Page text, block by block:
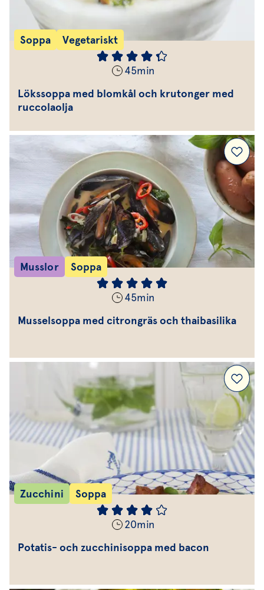
Soppa Vegetariskt
45min
Lökssoppa med blomkål och krutonger med
ruccolaolja
Musslor Soppa
45min
Musselsoppa med citrongräs och thaibasilika
Zucchini Soppa
20min
Potatis- och zucchinisoppa med bacon